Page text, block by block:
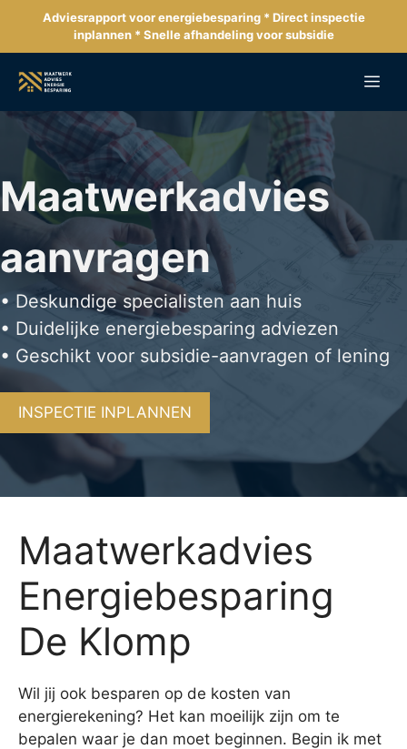
de
inhoud
Adviesrapport voor energiebesparing * Direct inspectie
inplannen * Snelle afhandeling voor subsidie
Maatwerkadvies
aanvragen
• Deskundige specialisten aan huis
• Duidelijke energiebesparing adviezen
• Geschikt voor subsidie-aanvragen of lening
INSPECTIE INPLANNEN
Maatwerkadvies
Energiebesparing
De Klomp
Wil jij ook besparen op de kosten van
energierekening? Het kan moeilijk zijn om te
bepalen waar je dan moet beginnen. Begin ik met